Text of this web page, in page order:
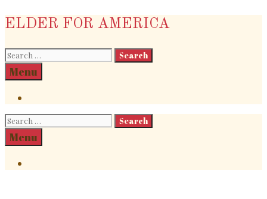
Skip
content
ELDER FOR AMERICA
Search
for:
Search
Menu
Search
for:
Search
Menu